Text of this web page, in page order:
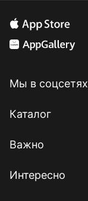
Мы в соцсетях
Каталог
Важно
Интересно